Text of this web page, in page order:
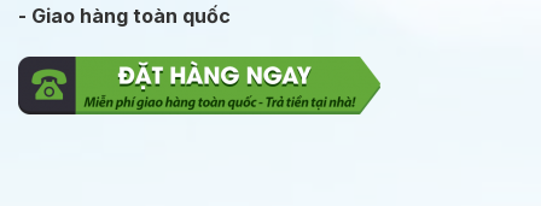
- Giao hàng toàn quốc